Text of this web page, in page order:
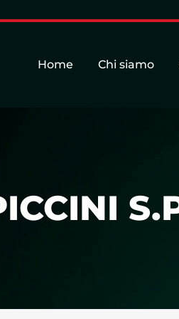
Home Chi siamo